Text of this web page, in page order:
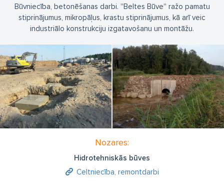
Būvniecība, betonēšanas darbi. ''Beltes Būve'' ražo pamatu
stiprinājumus, mikropāļus, krastu stiprinājumus, kā arī veic
industriālo konstrukciju izgatavošanu un montāžu.
Nozares:
Hidrotehniskās būves
Celtniecība, remontdarbi